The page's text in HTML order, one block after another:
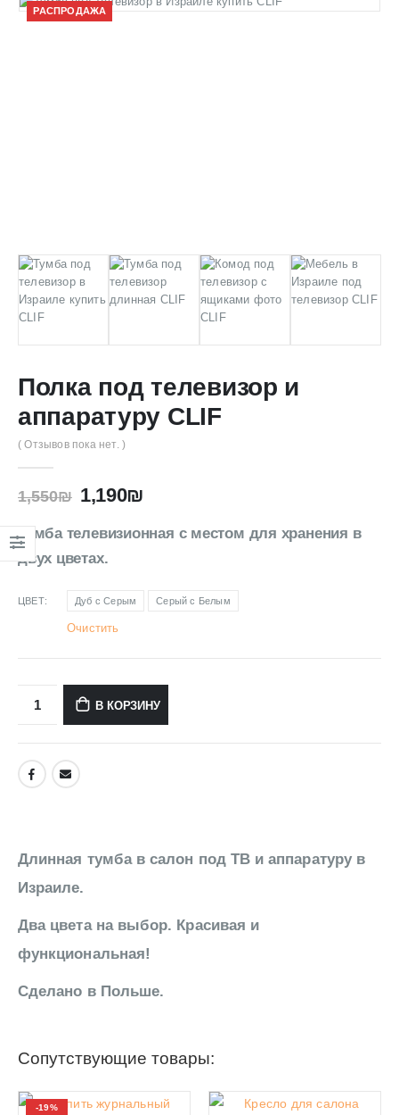
РАСПРОДАЖА
Полка под телевизор и
аппаратуру CLIF
( Отзывов пока нет. )
1,550₪ 1,190₪
Тумба телевизионная с местом для хранения в
двух цветах.
ЦВЕТ Дуб с Серым Серый с Белым
Очистить
В КОРЗИНУ
Длинная тумба в салон под ТВ и аппаратуру в
Израиле.
Два цвета на выбор. Красивая и
функциональная!
Сделано в Польше.
Сопутствующие товары:
-19%